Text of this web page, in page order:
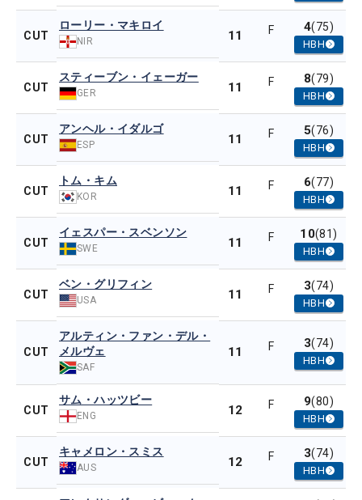
CUT
ローリー・マキロイ
NIR 11 F 4(75)
HBH
CUT
スティーブン・イェーガー
GER 11 F 8(79)
HBH
CUT
アンヘル・イダルゴ
ESP 11 F 5(76)
HBH
CUT
トム・キム
KOR 11 F 6(77)
HBH
CUT
イェスパー・スベンソン
SWE 11 F 10(81)
HBH
CUT
ベン・グリフィン
USA 11 F 3(74)
HBH
CUT
アルティン・ファン・デル・
メルヴェ
SAF
11 F 3(74)
HBH
CUT
サム・ハッツビー
ENG 12 F 9(80)
HBH
CUT
キャメロン・スミス
AUS 12 F 3(74)
HBH